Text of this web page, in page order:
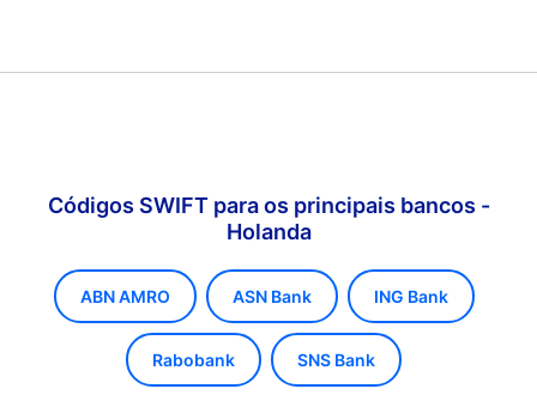
Códigos SWIFT para os principais bancos -
Holanda
ABN AMRO ASN Bank ING Bank
Rabobank SNS Bank